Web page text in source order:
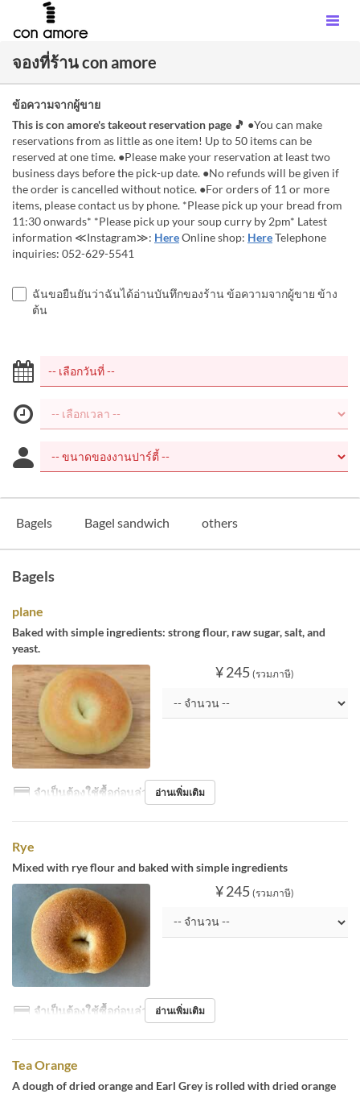
จองที่ร้าน con amore
ข้อความจากผู้ขาย
This is con amore's takeout reservation page 🎵 ●You can make
reservations from as little as one item! Up to 50 items can be
reserved at one time. ●Please make your reservation at least two
business days before the pick-up date. ●No refunds will be given if
the order is cancelled without notice. ●For orders of 11 or more
items, please contact us by phone. *Please pick up your bread from
11:30 onwards* *Please pick up your soup curry by 2pm* Latest
information ≪Instagram≫: HereOnline shop: HereTelephone
inquiries: 052-629-5541
ฉันขอยืนยันว่าฉันได้อ่านบันทึกของร้าน ข้อความจากผู้ขาย ข้าง
ต้น
Bagels Bagel sandwich others
Bagels
plane
Baked with simple ingredients: strong flour, raw sugar, salt, and
yeast.
¥ 245 (รวมภาษี)
จำเป็นต้องใช้ซื้อก่อนล่วงหน้าอ่านเพิ่มเติม
Rye
Mixed with rye flour and baked with simple ingredients
¥ 245 (รวมภาษี)
จำเป็นต้องใช้ซื้อก่อนล่วงหน้าอ่านเพิ่มเติม
Tea Orange
A dough of dried orange and Earl Grey is rolled with dried orange